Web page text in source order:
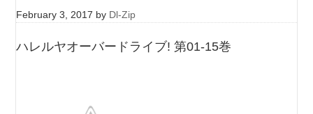
February 3, 2017 by Dl-Zip
ハレルヤオーバードライブ! 第01-15巻